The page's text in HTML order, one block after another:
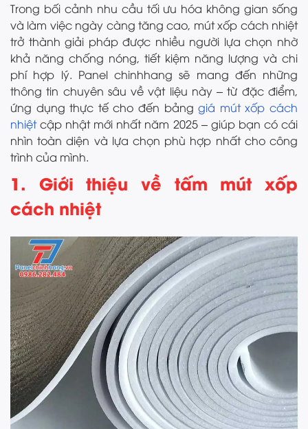
Trong bối cảnh nhu cầu tối ưu hóa không gian sống
và làm việc ngày càng tăng cao, mút xốp cách nhiệt
trở thành giải pháp được nhiều người lựa chọn nhờ
khả năng chống nóng, tiết kiệm năng lượng và chi
phí hợp lý. Panel chinhhang sẽ mang đến những
thông tin chuyên sâu về vật liệu này – từ đặc điểm,
ứng dụng thực tế cho đến bảnggiá mút xốp cách
nhiệtcập nhật mới nhất năm 2025 – giúp bạn có cái
nhìn toàn diện và lựa chọn phù hợp nhất cho công
trình của mình.
1. Giới thiệu về tấm mút xốp
cách nhiệt